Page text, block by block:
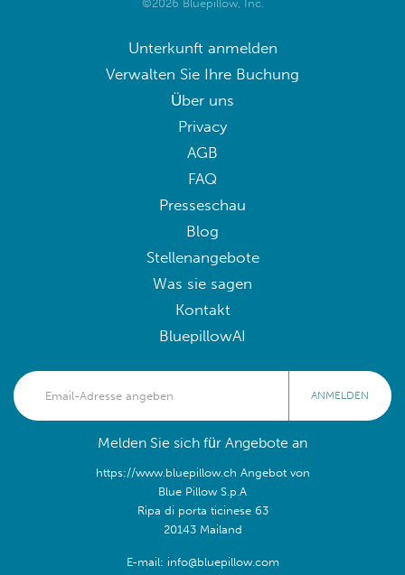
Unterkunft anmelden
Verwalten Sie Ihre Buchung
Über uns
Privacy
AGB
FAQ
Presseschau
Blog
Stellenangebote
Was sie sagen
Kontakt
BluepillowAI
ANMELDEN
Melden Sie sich für Angebote an
https://www.bluepillow.ch Angebot von
Blue Pillow S.p.A
Ripa di porta ticinese 63
20143 Mailand
E-mail: info@bluepillow.com